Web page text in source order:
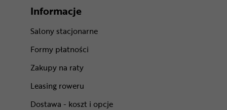
Informacje
Salony stacjonarne
Formy płatności
Zakupy na raty
Leasing roweru
Dostawa - koszt i opcje